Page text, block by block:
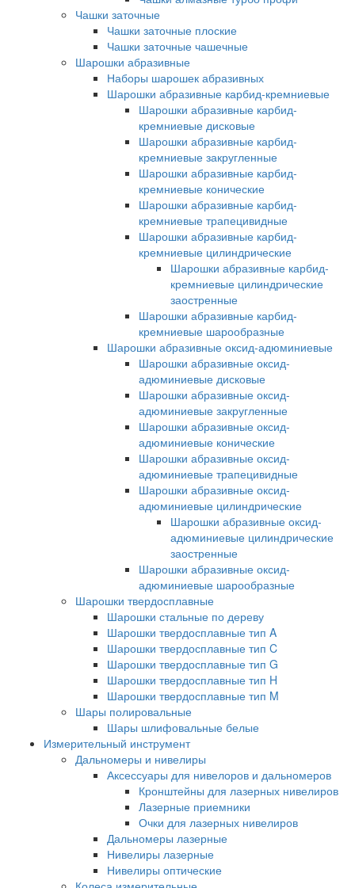
Чашки заточные
Чашки заточные плоские
Чашки заточные чашечные
Шарошки абразивные
Наборы шарошек абразивных
Шарошки абразивные карбид-кремниевые
Шарошки абразивные карбид-
кремниевые дисковые
Шарошки абразивные карбид-
кремниевые закругленные
Шарошки абразивные карбид-
кремниевые конические
Шарошки абразивные карбид-
кремниевые трапецивидные
Шарошки абразивные карбид-
кремниевые цилиндрические
Шарошки абразивные карбид-
кремниевые цилиндрические
заостренные
Шарошки абразивные карбид-
кремниевые шарообразные
Шарошки абразивные оксид-адюминиевые
Шарошки абразивные оксид-
адюминиевые дисковые
Шарошки абразивные оксид-
адюминиевые закругленные
Шарошки абразивные оксид-
адюминиевые конические
Шарошки абразивные оксид-
адюминиевые трапецивидные
Шарошки абразивные оксид-
адюминиевые цилиндрические
Шарошки абразивные оксид-
адюминиевые цилиндрические
заостренные
Шарошки абразивные оксид-
адюминиевые шарообразные
Шарошки твердосплавные
Шарошки стальные по дереву
Шарошки твердосплавные тип A
Шарошки твердосплавные тип C
Шарошки твердосплавные тип G
Шарошки твердосплавные тип H
Шарошки твердосплавные тип M
Шары полировальные
Шары шлифовальные белые
Измерительный инструмент
Дальномеры и нивелиры
Аксессуары для нивелоров и дальномеров
Кронштейны для лазерных нивелиров
Лазерные приемники
Очки для лазерных нивелиров
Дальномеры лазерные
Нивелиры лазерные
Нивелиры оптические